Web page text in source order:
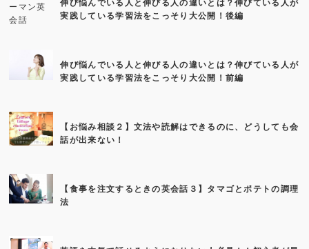
伸び悩んでいる人と伸びる人の違いとは？伸びている人が
実践している学習法をこっそり大公開！後編
伸び悩んでいる人と伸びる人の違いとは？伸びている人が
実践している学習法をこっそり大公開！前編
【お悩み相談２】文法や読解はできるのに、どうしても会
話が出来ない！
【食事を注文するときの英会話３】タマゴとポテトの調理
法